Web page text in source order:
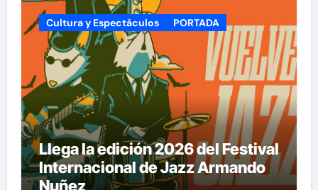
Cultura y Espectáculos PORTADA
Llega la edición 2026 del Festival
Internacional de Jazz Armando
Nuñez